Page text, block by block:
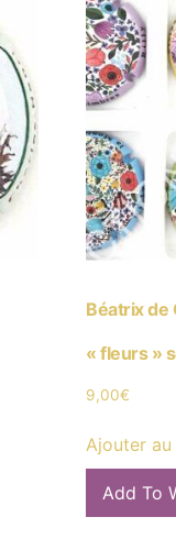
Béatrix de
« fleurs »
9,00€
Ajouter
Add To